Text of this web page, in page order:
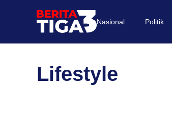
Nasional Politik
Lifestyle